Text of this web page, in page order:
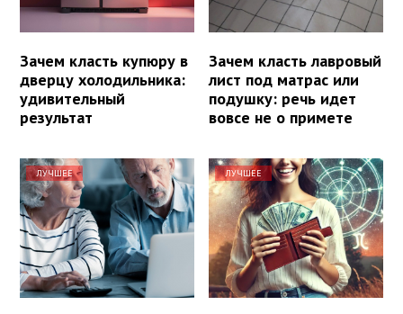
Зачем класть купюру в
дверцу холодильника:
удивительный
результат
Зачем класть лавровый
лист под матрас или
подушку: речь идет
вовсе не о примете
ЛУЧШЕЕ ЛУЧШЕЕ